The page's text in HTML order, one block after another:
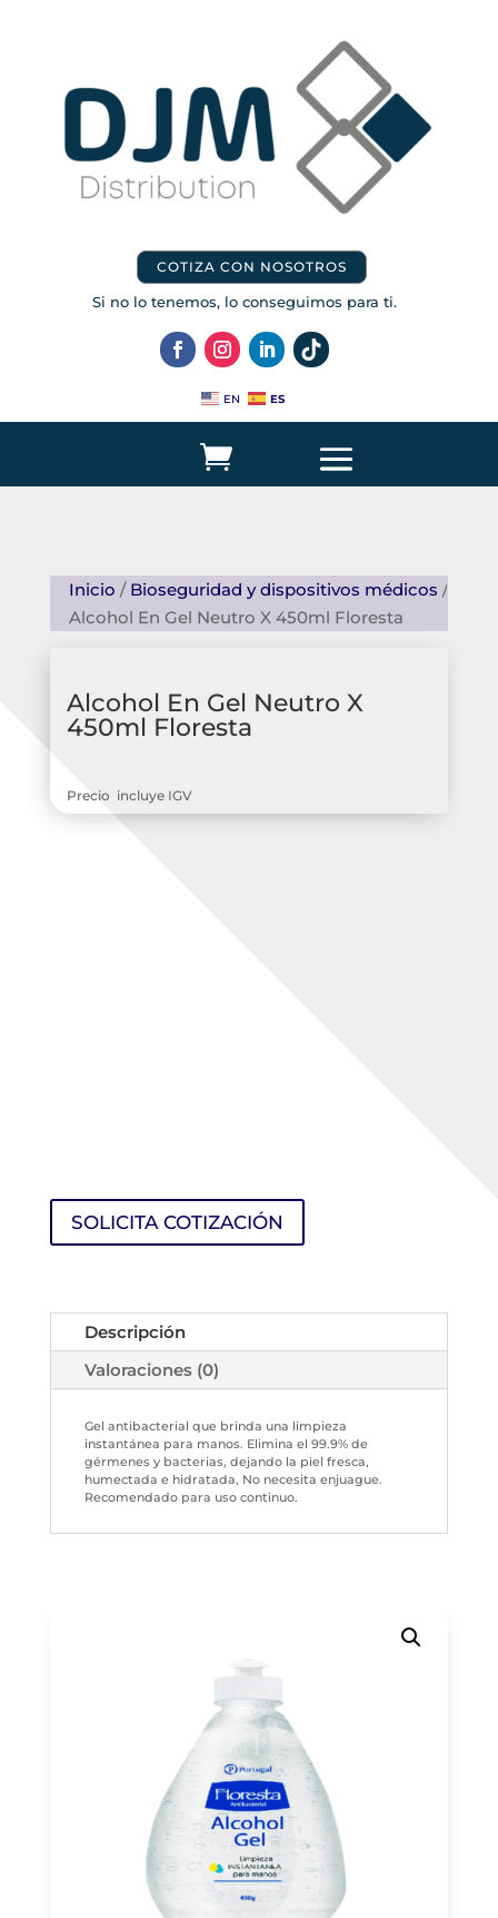
COTIZA CON NOSOTROS
Si no lo tenemos, lo conseguimos para ti.
EN ES
Inicio / Bioseguridad y dispositivos médicos /
Alcohol En Gel Neutro X 450ml Floresta
Alcohol En Gel Neutro X
450ml Floresta
Precio incluye IGV
SOLICITA COTIZACIÓN
Descripción
Valoraciones (0)
Gel antibacterial que brinda una limpieza
instantánea para manos. Elimina el 99.9% de
gérmenes y bacterias, dejando la piel fresca,
humectada e hidratada, No necesita enjuague.
Recomendado para uso continuo.